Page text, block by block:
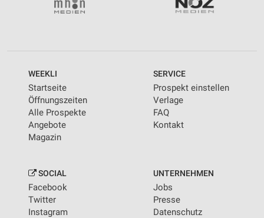
WEEKLI
Startseite
Öffnungszeiten
Alle Prospekte
Angebote
Magazin
SERVICE
Prospekt einstellen
Verlage
FAQ
Kontakt
SOCIAL
Facebook
Twitter
Instagram
UNTERNEHMEN
Jobs
Presse
Datenschutz